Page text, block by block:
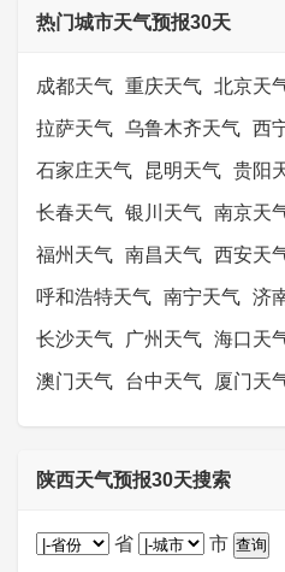
热门城市天气预报30天
成都天气 重庆天气 北京天
拉萨天气 乌鲁木齐天气 西
石家庄天气 昆明天气 贵阳
长春天气 银川天气 南京天
福州天气 南昌天气 西安天
呼和浩特天气 南宁天气 济
长沙天气 广州天气 海口天
澳门天气 台中天气 厦门天
陕西天气预报30天搜索
省 市